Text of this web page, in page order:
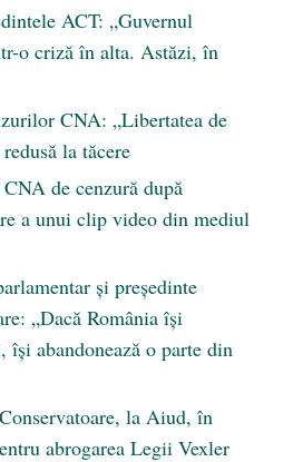
ACT: „Guvernul
o criză în alta. Astăzi, în
CNA: „Libertatea de
la tăcere
de cenzură după
a unui clip video din mediul
și președinte
„Dacă România își
își abandonează o parte din
la Aiud, în
abrogarea Legii Vexler